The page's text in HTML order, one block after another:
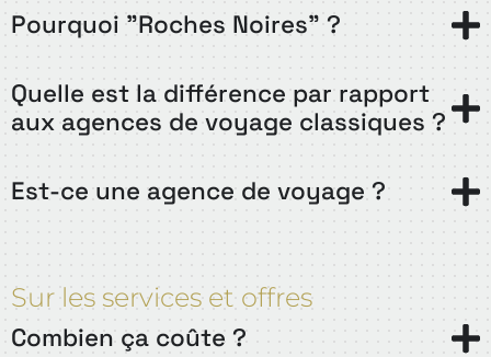
Pourquoi "Roches Noires" ?
Quelle est la différence par rapport
aux agences de voyage classiques ?
Est-ce une agence de voyage ?
Sur les services et offres
Combien ça coûte ?